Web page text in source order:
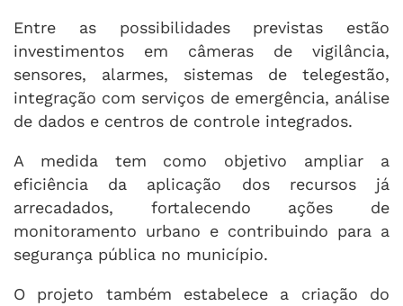
Entre as possibilidades previstas estão
investimentos em câmeras de vigilância,
sensores, alarmes, sistemas de telegestão,
integração com serviços de emergência, análise
de dados e centros de controle integrados.
A medida tem como objetivo ampliar a
eficiência da aplicação dos recursos já
arrecadados, fortalecendo ações de
monitoramento urbano e contribuindo para a
segurança pública no município.
O projeto também estabelece a criação do